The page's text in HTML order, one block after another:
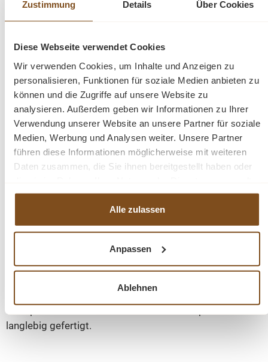
Zustimmung Details Über Cookies
Diese Webseite verwendet Cookies
Wir verwenden Cookies, um Inhalte und Anzeigen zu
personalisieren, Funktionen für soziale Medien anbieten zu
können und die Zugriffe auf unsere Website zu
analysieren. Außerdem geben wir Informationen zu Ihrer
Verwendung unserer Website an unsere Partner für soziale
Medien, Werbung und Analysen weiter. Unsere Partner
führen diese Informationen möglicherweise mit weiteren
Daten zusammen, die Sie ihnen bereitgestellt haben oder
haben.
Alle zulassen
Anpassen
Ablehnen
Individualisierbarkeit: Wählen Sie aus verschiedenen
Oberflächen wie naturgeöltem Holz, mattem Lack,
gewachster Struktur oder gebürsteter Optik. Auch
Farbvarianten und Kombinationen sind möglich, sodass
Ihre Vitrine perfekt auf Ihren Wohnstil abgestimmt
werden kann.
Abmessungen: H/B/T: 230 x 130 x 50 cm
Korpusmaterial: massive Eiche
Oberes Türmaterial: Metall + transparentes Glas
2 teilig
Diese Vitrine ist die perfekte Wahl für alle, die natürliche
Materialien, hochwertige Handwerkskunst und
auch praktischen Stauraum – individuell anpassbar und
langlebig gefertigt.